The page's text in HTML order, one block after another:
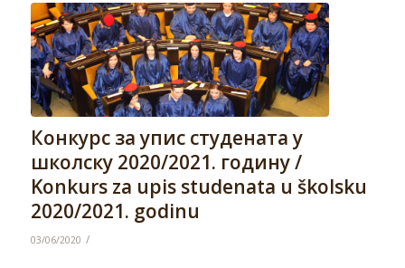
Конкурс за упис студената у
школску 2020/2021. годину /
Konkurs za upis studenata u školsku
2020/2021. godinu
03/06/2020 /